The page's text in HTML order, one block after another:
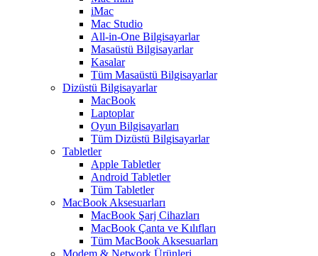
iMac
Mac Studio
All-in-One Bilgisayarlar
Masaüstü Bilgisayarlar
Kasalar
Tüm Masaüstü Bilgisayarlar
Dizüstü Bilgisayarlar
MacBook
Laptoplar
Oyun Bilgisayarları
Tüm Dizüstü Bilgisayarlar
Tabletler
Apple Tabletler
Android Tabletler
Tüm Tabletler
MacBook Aksesuarları
MacBook Şarj Cihazları
MacBook Çanta ve Kılıfları
Tüm MacBook Aksesuarları
Modem & Network Ürünleri